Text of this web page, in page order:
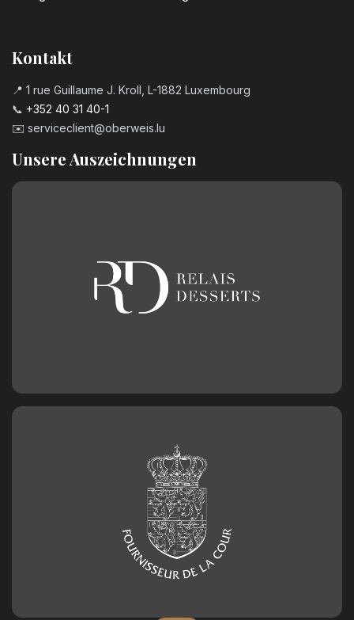
Kontakt
📍 1 rue Guillaume J. Kroll, L-1882 Luxembourg
📞 +352 40 31 40-1
✉️ serviceclient@oberweis.lu
Unsere Auszeichnungen